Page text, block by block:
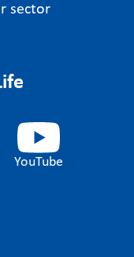
sector
YouTube